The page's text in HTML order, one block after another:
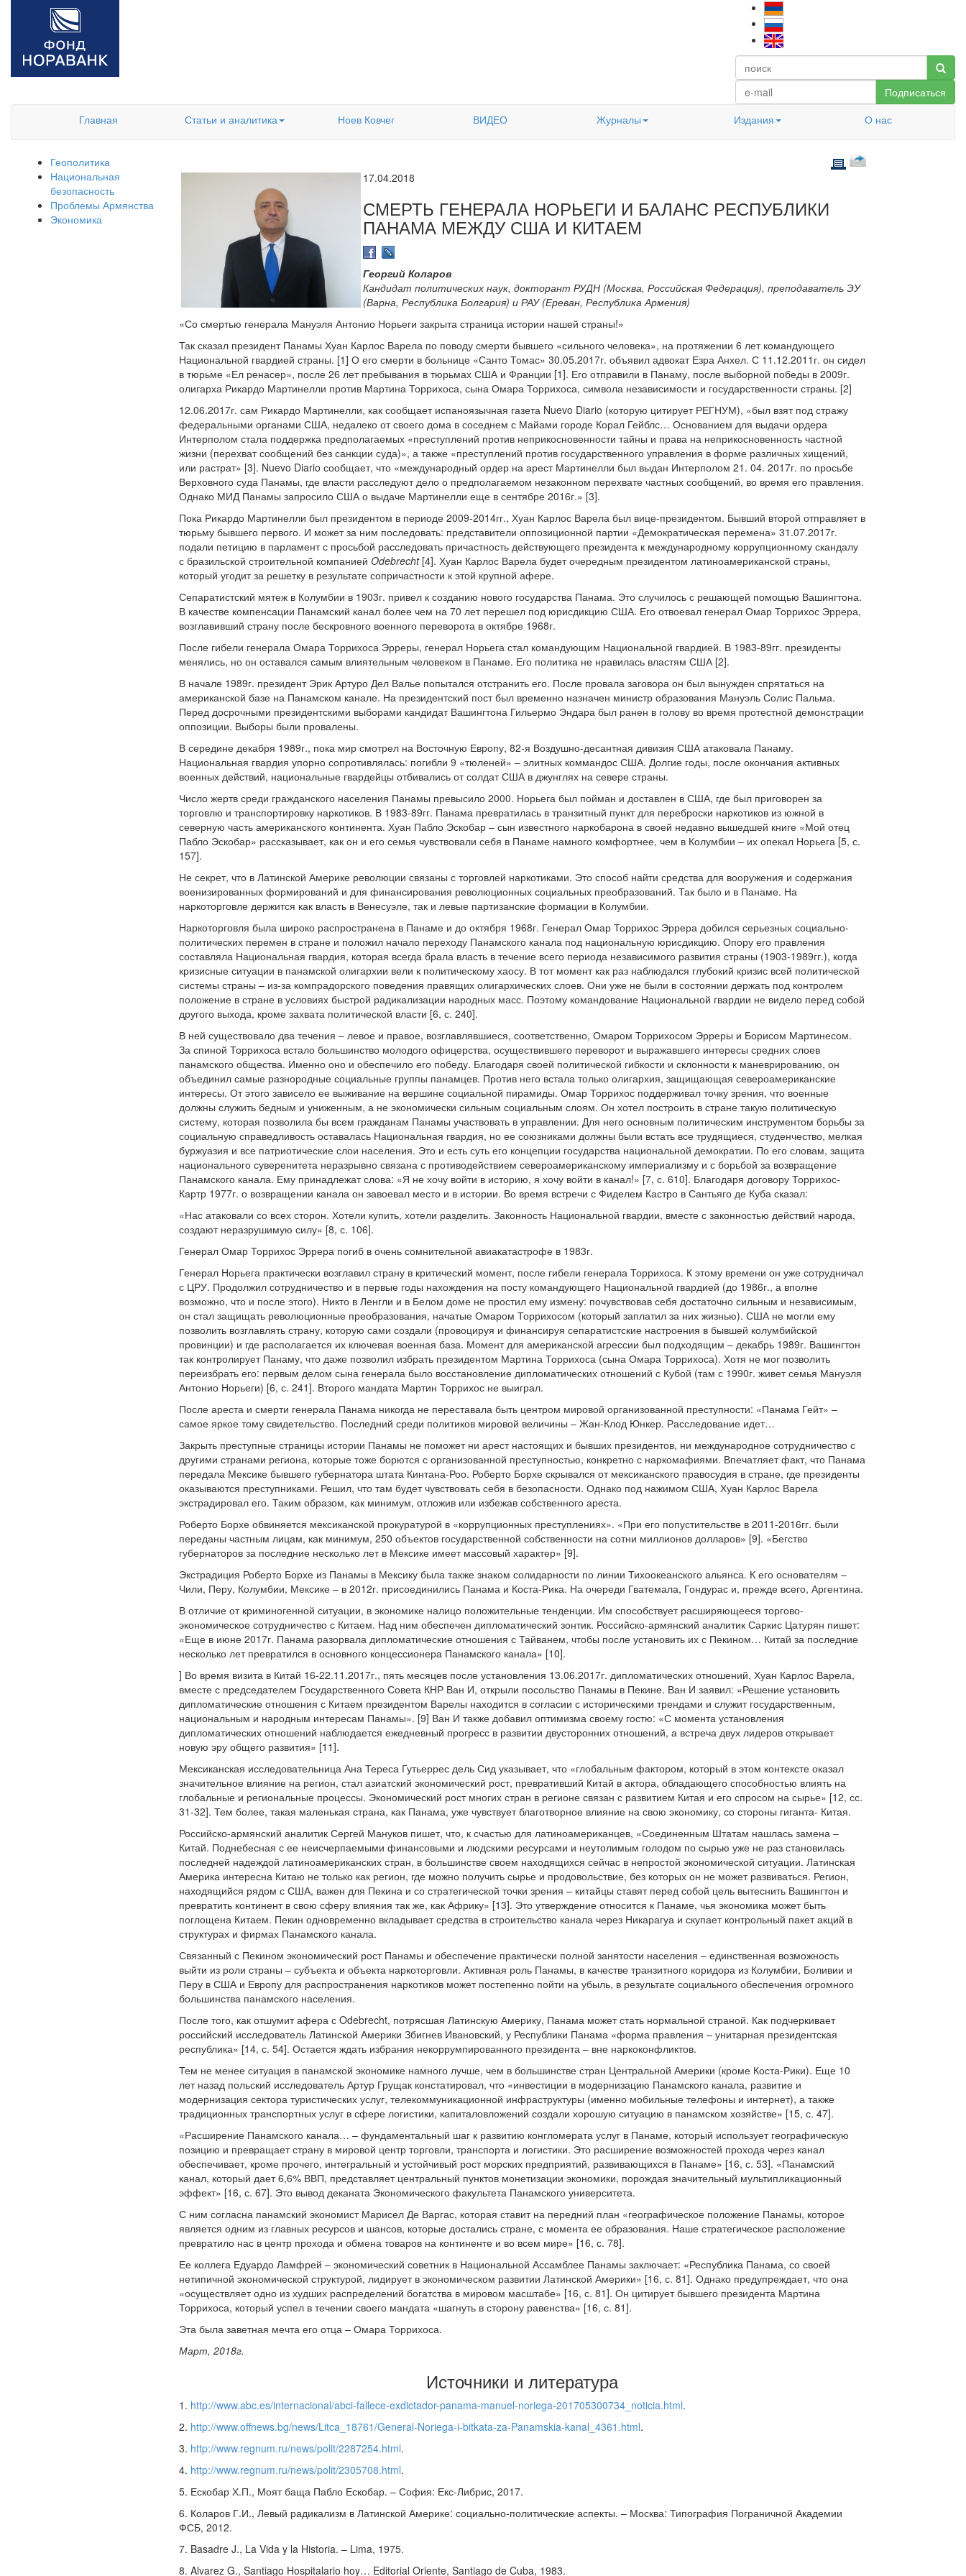
Подписаться
Главная
Статьи и аналитика Ноев Ковчег ВИДЕО Журналы Издания О нас
Геополитика
Национальная
безопасность
Проблемы Армянства
Экономика
17.04.2018
СМЕРТЬ ГЕНЕРАЛА НОРЬЕГИ И БАЛАНС РЕСПУБЛИКИ
ПАНАМА МЕЖДУ США И КИТАЕМ
Георгий Коларов
Кандидат политических наук, докторант РУДН (Москва, Российская Федерация), преподаватель ЭУ
(Варна, Республика Болгария) и РАУ (Ереван, Республика Армения)
«Со смертью генерала Мануэля Антонио Норьеги закрыта страница истории нашей страны!»
Так сказал президент Панамы Хуан Карлос Варела по поводу смерти бывшего «сильного человека», на протяжении 6 лет командующего
Национальной гвардией страны. [1] О его смерти в больнице «Санто Томас» 30.05.2017г. объявил адвокат Езра Анхел. С 11.12.2011г. он сидел
в тюрьме «Ел ренасер», после 26 лет пребывания в тюрьмах США и Франции [1]. Его отправили в Панаму, после выборной победы в 2009г.
олигарха Рикардо Мартинелли против Мартина Торрихоса, сына Омара Торрихоса, символа независимости и государственности страны. [2]
12.06.2017г. сам Рикардо Мартинелли, как сообщает испаноязычная газета Nuevo Diario (которую цитирует РЕГНУМ), «был взят под стражу
федеральными органами США, недалеко от своего дома в соседнем с Майами городе Корал Гейблс… Основанием для выдачи ордера
Интерполом стала поддержка предполагаемых «преступлений против неприкосновенности тайны и права на неприкосновенность частной
жизни (перехват сообщений без санкции суда)», а также «преступлений против государственного управления в форме различных хищений,
или растрат» [3]. Nuevo Diario сообщает, что «международный ордер на арест Мартинелли был выдан Интерполом 21. 04. 2017г. по просьбе
Верховного суда Панамы, где власти расследуют дело о предполагаемом незаконном перехвате частных сообщений, во время его правления.
Однако МИД Панамы запросило США о выдаче Мартинелли еще в сентябре 2016г.» [3].
Пока Рикардо Мартинелли был президентом в периоде 2009-2014гг., Хуан Карлос Варела был вице-президентом. Бывший второй отправляет в
тюрьму бывшего первого. И может за ним последовать: представители оппозиционной партии «Демократическая перемена» 31.07.2017г.
подали петицию в парламент с просьбой расследовать причастность действующего президента к международному коррупционному скандалу
с бразильской строительной компанией Odebrecht[4]. Хуан Карлос Варела будет очередным президентом латиноамериканской страны,
который угодит за решетку в результате сопричастности к этой крупной афере.
Сепаратистский мятеж в Колумбии в 1903г. привел к созданию нового государства Панама. Это случилось с решающей помощью Вашингтона.
В качестве компенсации Панамский канал более чем на 70 лет перешел под юрисдикцию США. Его отвоевал генерал Омар Торрихос Эррера,
возглавивший страну после бескровного военного переворота в октябре 1968г.
После гибели генерала Омара Торрихоса Эрреры, генерал Норьега стал командующим Национальной гвардией. В 1983-89гг. президенты
менялись, но он оставался самым влиятельным человеком в Панаме. Его политика не нравилась властям США [2].
В начале 1989г. президент Эрик Артуро Дел Валье попытался отстранить его. После провала заговора он был вынужден спрятаться на
американской базе на Панамском канале. На президентский пост был временно назначен министр образования Мануэль Солис Пальма.
Перед досрочными президентскими выборами кандидат Вашингтона Гильермо Эндара был ранен в голову во время протестной демонстрации
оппозиции. Выборы были провалены.
В середине декабря 1989г., пока мир смотрел на Восточную Европу, 82-я Воздушно-десантная дивизия США атаковала Панаму.
Национальная гвардия упорно сопротивлялась: погибли 9 «тюленей» – элитных коммандос США. Долгие годы, после окончания активных
военных действий, национальные гвардейцы отбивались от солдат США в джунглях на севере страны.
Число жертв среди гражданского населения Панамы превысило 2000. Норьега был пойман и доставлен в США, где был приговорен за
торговлю и транспортировку наркотиков. В 1983-89гг. Панама превратилась в транзитный пункт для переброски наркотиков из южной в
северную часть американского континента. Хуан Пабло Эскобар – сын известного наркобарона в своей недавно вышедшей книге «Мой отец
Пабло Эскобар» рассказывает, как он и его семья чувствовали себя в Панаме намного комфортнее, чем в Колумбии – их опекал Норьега [5, с.
157].
Не секрет, что в Латинской Америке революции связаны с торговлей наркотиками. Это способ найти средства для вооружения и содержания
военизированных формирований и для финансирования революционных социальных преобразований. Так было и в Панаме. На
наркоторговле держится как власть в Венесуэле, так и левые партизанские формации в Колумбии.
Наркоторговля была широко распространена в Панаме и до октября 1968г. Генерал Омар Торрихос Эррера добился серьезных социально-
политических перемен в стране и положил начало переходу Панамского канала под национальную юрисдикцию. Опору его правления
составляла Национальная гвардия, которая всегда брала власть в течение всего периода независимого развития страны (1903-1989гг.), когда
кризисные ситуации в панамской олигархии вели к политическому хаосу. В тот момент как раз наблюдался глубокий кризис всей политической
системы страны – из-за компрадорского поведения правящих олигархических слоев. Они уже не были в состоянии держать под контролем
положение в стране в условиях быстрой радикализации народных масс. Поэтому командование Национальной гвардии не видело перед собой
другого выхода, кроме захвата политической власти [6, с. 240].
В ней существовало два течения – левое и правое, возглавлявшиеся, соответственно, Омаром Торрихосом Эрреры и Борисом Мартинесом.
За спиной Торрихоса встало большинство молодого офицерства, осуществившего переворот и выражавшего интересы средних слоев
панамского общества. Именно оно и обеспечило его победу. Благодаря своей политической гибкости и склонности к маневрированию, он
объединил самые разнородные социальные группы панамцев. Против него встала только олигархия, защищающая североамериканские
интересы. От этого зависело ее выживание на вершине социальной пирамиды. Омар Торрихос поддерживал точку зрения, что военные
должны служить бедным и униженным, а не экономически сильным социальным слоям. Он хотел построить в стране такую политическую
систему, которая позволила бы всем гражданам Панамы участвовать в управлении. Для него основным политическим инструментом борьбы за
социальную справедливость оставалась Национальная гвардия, но ее союзниками должны были встать все трудящиеся, студенчество, мелкая
буржуазия и все патриотические слои населения. Это и есть суть его концепции государства национальной демократии. По его словам, защита
национального суверенитета неразрывно связана с противодействием североамериканскому империализму и с борьбой за возвращение
Панамского канала. Ему принадлежат слова: «Я не хочу войти в историю, я хочу войти в канал!» [7, с. 610]. Благодаря договору Торрихос-
Картр 1977г. о возвращении канала он завоевал место и в истории. Во время встречи с Фиделем Кастро в Сантьяго де Куба сказал:
«Нас атаковали со всех сторон. Хотели купить, хотели разделить. Законность Национальной гвардии, вместе с законностью действий народа,
создают неразрушимую силу» [8, с. 106].
Генерал Омар Торрихос Эррера погиб в очень сомнительной авиакатастрофе в 1983г.
Генерал Норьега практически возглавил страну в критический момент, после гибели генерала Торрихоса. К этому времени он уже сотрудничал
с ЦРУ. Продолжил сотрудничество и в первые годы нахождения на посту командующего Национальной гвардией (до 1986г., а вполне
возможно, что и после этого). Никто в Ленгли и в Белом доме не простил ему измену: почувствовав себя достаточно сильным и независимым,
он стал защищать революционные преобразования, начатые Омаром Торрихосом (который заплатил за них жизнью). США не могли ему
позволить возглавлять страну, которую сами создали (провоцируя и финансируя сепаратистские настроения в бывшей колумбийской
провинции) и где располагается их ключевая военная база. Момент для американской агрессии был подходящим – декабрь 1989г. Вашингтон
так контролирует Панаму, что даже позволил избрать президентом Мартина Торрихоса (сына Омара Торрихоса). Хотя не мог позволить
переизбрать его: первым делом сына генерала было восстановление дипломатических отношений с Кубой (там с 1990г. живет семья Мануэля
Антонио Норьеги) [6, с. 241]. Второго мандата Мартин Торрихос не выиграл.
После ареста и смерти генерала Панама никогда не переставала быть центром мировой организованной преступности: «Панама Гейт» –
самое яркое тому свидетельство. Последний среди политиков мировой величины – Жан-Клод Юнкер. Расследование идет…
Закрыть преступные страницы истории Панамы не поможет ни арест настоящих и бывших президентов, ни международное сотрудничество с
другими странами региона, которые тоже борются с организованной преступностью, конкретно с наркомафиями. Впечатляет факт, что Панама
передала Мексике бывшего губернатора штата Кинтана-Роо. Роберто Борхе скрывался от мексиканского правосудия в стране, где президенты
оказываются преступниками. Решил, что там будет чувствовать себя в безопасности. Однако под нажимом США, Хуан Карлос Варела
экстрадировал его. Таким образом, как минимум, отложив или избежав собственного ареста.
Роберто Борхе обвиняется мексиканской прокуратурой в «коррупционных преступлениях». «При его попустительстве в 2011-2016гг. были
переданы частным лицам, как минимум, 250 объектов государственной собственности на сотни миллионов долларов» [9]. «Бегство
губернаторов за последние несколько лет в Мексике имеет массовый характер» [9].
Экстрадиция Роберто Борхе из Панамы в Мексику была также знаком солидарности по линии Тихоокеанского альянса. К его основателям –
Чили, Перу, Колумбии, Мексике – в 2012г. присоединились Панама и Коста-Рика. На очереди Гватемала, Гондурас и, прежде всего, Аргентина.
В отличие от криминогенной ситуации, в экономике налицо положительные тенденции. Им способствует расширяющееся торгово-
экономическое сотрудничество с Китаем. Над ним обеспечен дипломатический зонтик. Российско-армянский аналитик Саркис Цатурян пишет:
«Еще в июне 2017г. Панама разорвала дипломатические отношения с Тайванем, чтобы после установить их с Пекином… Китай за последние
несколько лет превратился в основного концессионера Панамского канала» [10].
] Во время визита в Китай 16-22.11.2017г., пять месяцев после установления 13.06.2017г. дипломатических отношений, Хуан Карлос Варела,
вместе с председателем Государственного Совета КНР Ван И, открыли посольство Панамы в Пекине. Ван И заявил: «Решение установить
дипломатические отношения с Китаем президентом Варелы находится в согласии с историческими трендами и служит государственным,
национальным и народным интересам Панамы». [9] Ван И также добавил оптимизма своему гостю: «С момента установления
дипломатических отношений наблюдается ежедневный прогресс в развитии двусторонних отношений, а встреча двух лидеров открывает
новую эру общего развития» [11].
Мексиканская исследовательница Ана Тереса Гутьеррес дель Сид указывает, что «глобальным фактором, который в этом контексте оказал
значительное влияние на регион, стал азиатский экономический рост, превративший Китай в актора, обладающего способностью влиять на
глобальные и региональные процессы. Экономический рост многих стран в регионе связан с развитием Китая и его спросом на сырье» [12, сс.
31-32]. Тем более, такая маленькая страна, как Панама, уже чувствует благотворное влияние на свою экономику, со стороны гиганта- Китая.
Российско-армянский аналитик Сергей Мануков пишет, что, к счастью для латиноамериканцев, «Соединенным Штатам нашлась замена –
Китай. Поднебесная с ее неисчерпаемыми финансовыми и людскими ресурсами и неутолимым голодом по сырью уже не раз становилась
последней надеждой латиноамериканских стран, в большинстве своем находящихся сейчас в непростой экономической ситуации. Латинская
Америка интересна Китаю не только как регион, где можно получить сырье и продовольствие, без которых он не может развиваться. Регион,
находящийся рядом с США, важен для Пекина и со стратегической точки зрения – китайцы ставят перед собой цель вытеснить Вашингтон и
превратить континент в свою сферу влияния так же, как Африку» [13]. Это утверждение относится к Панаме, чья экономика может быть
поглощена Китаем. Пекин одновременно вкладывает средства в строительство канала через Никарагуа и скупает контрольный пакет акций в
структурах и фирмах Панамского канала.
Связанный с Пекином экономический рост Панамы и обеспечение практически полной занятости населения – единственная возможность
выйти из роли страны – субъекта и объекта наркоторговли. Активная роль Панамы, в качестве транзитного коридора из Колумбии, Боливии и
Перу в США и Европу для распространения наркотиков может постепенно пойти на убыль, в результате социального обеспечения огромного
большинства панамского населения.
После того, как отшумит афера с Odebrecht, потрясшая Латинскую Америку, Панама может стать нормальной страной. Как подчеркивает
российский исследователь Латинской Америки Збигнев Ивановский, у Республики Панама «форма правления – унитарная президентская
республика» [14, с. 54]. Остается ждать избрания некоррумпированного президента – вне наркоконфликтов.
Тем не менее ситуация в панамской экономике намного лучше, чем в большинстве стран Центральной Америки (кроме Коста-Рики). Еще 10
лет назад польский исследователь Артур Грущак констатировал, что «инвестиции в модернизацию Панамского канала, развитие и
модернизация сектора туристических услуг, телекоммуникационной инфраструктуры (именно мобильные телефоны и интернет), а также
традиционных транспортных услуг в сфере логистики, капиталовложений создали хорошую ситуацию в панамском хозяйстве» [15, с. 47].
«Расширение Панамского канала… – фундаментальный шаг к развитию конгломерата услуг в Панаме, который использует географическую
позицию и превращает страну в мировой центр торговли, транспорта и логистики. Это расширение возможностей прохода через канал
обеспечивает, кроме прочего, интегральный и устойчивый рост морских предприятий, развивающихся в Панаме» [16, с. 53]. «Панамский
канал, который дает 6,6% ВВП, представляет центральный пунктов монетизации экономики, порождая значительный мультипликационный
эффект» [16, с. 67]. Это вывод деканата Экономического факультета Панамского университета.
С ним согласна панамский экономист Марисел Де Варгас, которая ставит на передний план «географическое положение Панамы, которое
является одним из главных ресурсов и шансов, которые достались стране, с момента ее образования. Наше стратегическое расположение
превратило нас в центр прохода и обмена товаров на континенте и во всем мире» [16, с. 78].
Ее коллега Едуардо Ламфрей – экономический советник в Национальной Ассамблее Панамы заключает: «Республика Панама, со своей
нетипичной экономической структурой, лидирует в экономическом развитии Латинской Америки» [16, с. 81]. Однако предупреждает, что она
«осуществляет одно из худших распределений богатства в мировом масштабе» [16, с. 81]. Он цитирует бывшего президента Мартина
Торрихоса, который успел в течении своего мандата «шагнуть в сторону равенства» [16, с. 81].
Эта была заветная мечта его отца – Омара Торрихоса.
Март, 2018г.
Источники и литература
1. http://www.abc.es/internacional/abci-fallece-exdictador-panama-manuel-noriega-201705300734_noticia.html.
2. http://www.offnews.bg/news/Litca_18761/General-Noriega-i-bitkata-za-Panamskia-kanal_4361.html.
3. http://www.regnum.ru/news/polit/2287254.html.
4. http://www.regnum.ru/news/polit/2305708.html.
5. Ескобар Х.П., Моят баща Пабло Ескобар. – София: Екс-Либрис, 2017.
6. Коларов Г.И., Левый радикализм в Латинской Америке: социально-политические аспекты. – Москва: Типография Пограничной Академии
ФСБ, 2012.
7. Basadre J., La Vida y la Historia. – Lima, 1975.
8. Alvarez G., Santiago Hospitalario hoy… Editorial Oriente, Santiago de Cuba, 1983.